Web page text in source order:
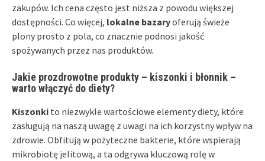
zakupów. Ich cena często jest niższa z powodu większej
dostępności. Co więcej, lokalne bazaryoferują świeże
plony prosto z pola, co znacznie podnosi jakość
spożywanych przez nas produktów.
Jakie prozdrowotne produkty – kiszonki i błonnik –
warto włączyć do diety?
Kiszonki to niezwykle wartościowe elementy diety, które
zasługują na naszą uwagę z uwagi na ich korzystny wpływ na
zdrowie. Obfitują w pożyteczne bakterie, które wspierają
mikrobiotę jelitową, a ta odgrywa kluczową rolę w